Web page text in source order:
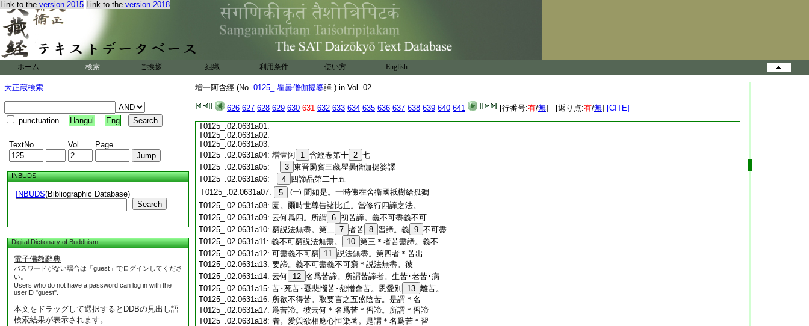
Link to the version 2015 Link to the version 2018
ホーム 検索 ご挨拶 組織 利用条件 使い方 English
大正蔵検索
punctuation Hangul Eng
TextNo. Vol. Page
INBUDS
INBUDS(Bibliographic Database)
Search
Digital Dictionary of Buddhism
電子佛教辭典
パスワードがない場合は「guest」でログインしてくださ
い。
Users who do not have a password can log in with the
userID "guest".
本文をドラッグして選択するとDDBの見出し語
検索結果が表示されます。
増一阿含經 (No. 0125_ 瞿曇僧伽提婆譯 ) in Vol. 02
626 627 628 629 630 631 632 633 634 635 636 637 638 639 640 641 [行番号:有/無] [返り点:有/無] [CITE]
T0125_.02.0630c17:
T0125_.02.0630c18:
T0125_.02.0630c19:
T0125_.02.0630c20:
T0125_.02.0630c23:
T0125_.02.0630c24:
T0125_.02.0630c26:
T0125_.02.0630c27:
T0125_.02.0630c28:
T0125_.02.0631a01:
T0125_.02.0631a02:
T0125_.02.0631a03:
T0125_.02.0631a04: 増壹阿 1 含經卷第十 2 七
T0125_.02.0631a05:
3 東晋罽賓三藏瞿曇僧伽提婆譯
T0125_.02.0631a06:
4 四諦品第二十五
T0125_.02.0631a07:
5 (一) 聞如是。一時佛在舍衞國祇樹給孤獨
T0125_.02.0631a08: 園。爾時世尊告諸比丘。當修行四諦之法。
T0125_.02.0631a09: 云何爲四。所謂 6 初苦諦。義不可盡義不可
T0125_.02.0631a10: 窮説法無盡。第二 7 者苦 8 習諦。義 9 不可盡
T0125_.02.0631a11: 義不可窮説法無盡。 10 第三＊者苦盡諦。義不
T0125_.02.0631a12: 可盡義不可窮 11 説法無盡。第四者＊苦出
T0125_.02.0631a13: 要諦。義不可盡義不可窮＊説法無盡。彼
T0125_.02.0631a14: 云何 12 名爲苦諦。所謂苦諦者。生苦･老苦･病
T0125_.02.0631a15: 苦･死苦･憂悲惱苦･怨憎會苦。恩愛別 13 離苦。
T0125_.02.0631a16: 所欲不得苦。取要言之五盛陰苦。是謂＊名
T0125_.02.0631a17: 爲苦諦。彼云何＊名爲苦＊習諦。所謂＊習諦
T0125_.02.0631a18: 者。愛與欲相應心恒染著。是謂＊名爲苦＊習